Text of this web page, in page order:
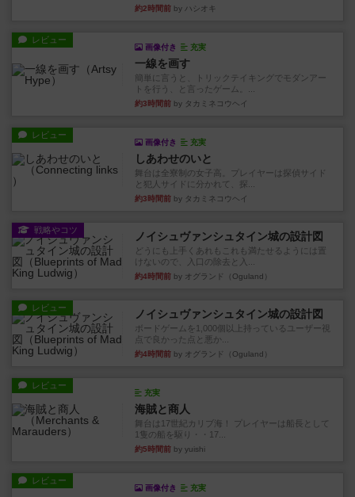
約2時間前 by ハシオキ
レビュー
画像付き 充実
一線を画す
簡単に言うと、トリックテイキングでモダンアー
トを行う、と言ったゲーム。...
約3時間前 by タカミネコウヘイ
レビュー
画像付き 充実
しあわせのいと
舞台は全寮制の女子高。プレイヤーは探偵サイド
と犯人サイドに分かれて、探...
約3時間前 by タカミネコウヘイ
戦略やコツ ノイシュヴァンシュタイン城の設計図
どうにも上手くあれもこれも満たせるようには置
けないので、入口の除去と入...
約4時間前 by オグランド（Oguland）
レビュー ノイシュヴァンシュタイン城の設計図
ボードゲームを1,000個以上持っているユーザー視
点で良かった点と悪か...
約4時間前 by オグランド（Oguland）
レビュー
充実
海賊と商人
舞台は17世紀カリブ海！ プレイヤーは船長として
1隻の船を駆り・・17...
約5時間前 by yuishi
レビュー
画像付き 充実